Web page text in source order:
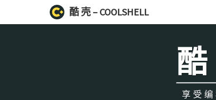
酷 壳 – COOLSHELL
享受